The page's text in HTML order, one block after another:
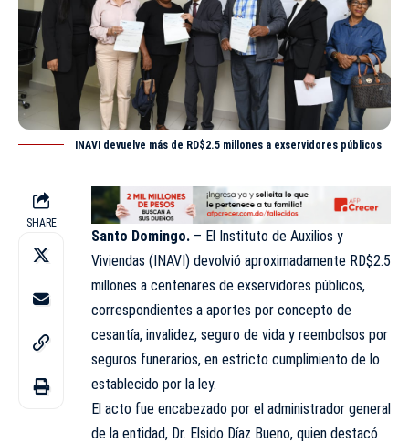
INAVI devuelve más de RD$2.5 millones a exservidores públicos
SHARE
Santo Domingo. – El Instituto de Auxilios y
Viviendas (INAVI) devolvió aproximadamente RD$2.5
millones a centenares de exservidores públicos,
correspondientes a aportes por concepto de
cesantía, invalidez, seguro de vida y reembolsos por
seguros funerarios, en estricto cumplimiento de lo
establecido por la ley.
El acto fue encabezado por el administrador general
de la entidad, Dr. Elsido Díaz Bueno, quien destacó